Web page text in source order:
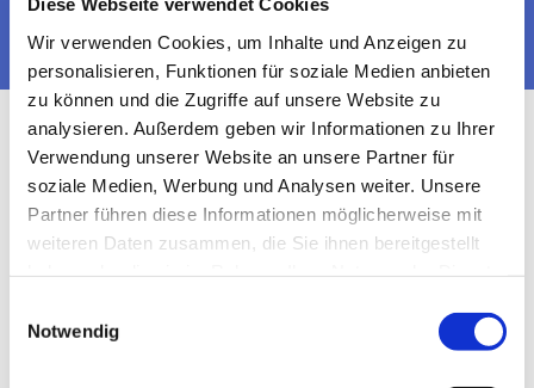
Wir verwenden Cookies, um Inhalte und Anzeigen zu
personalisieren, Funktionen für soziale Medien anbieten
zu können und die Zugriffe auf unsere Website zu
analysieren. Außerdem geben wir Informationen zu Ihrer
Verwendung unserer Website an unsere Partner für
soziale Medien, Werbung und Analysen weiter. Unsere
Partner führen diese Informationen möglicherweise mit
weiteren Daten zusammen, die Sie ihnen bereitgestellt
Notwendig